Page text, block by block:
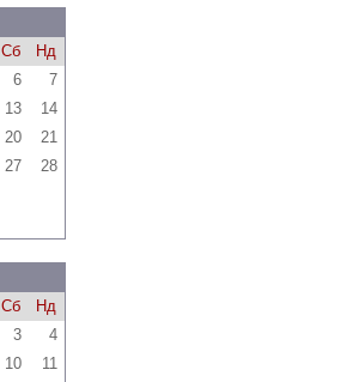
Сб
Нд
6
7
13
14
20
21
27
28
Сб
Нд
3
4
10
11